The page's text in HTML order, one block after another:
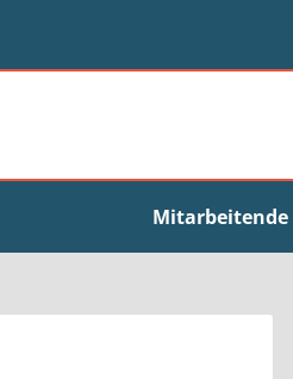
Mitarbeitende